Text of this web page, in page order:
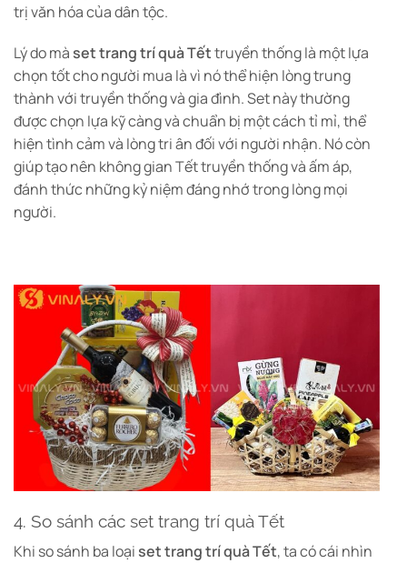
trị văn hóa của dân tộc.
Lý do mà set trang trí quà Tếttruyền thống là một lựa
chọn tốt cho người mua là vì nó thể hiện lòng trung
thành với truyền thống và gia đình. Set này thường
được chọn lựa kỹ càng và chuẩn bị một cách tỉ mỉ, thể
hiện tình cảm và lòng tri ân đối với người nhận. Nó còn
giúp tạo nên không gian Tết truyền thống và ấm áp,
đánh thức những kỷ niệm đáng nhớ trong lòng mọi
người.
4. So sánh các set trang trí quà Tết
Khi so sánh ba loại set trang trí quà Tết, ta có cái nhìn